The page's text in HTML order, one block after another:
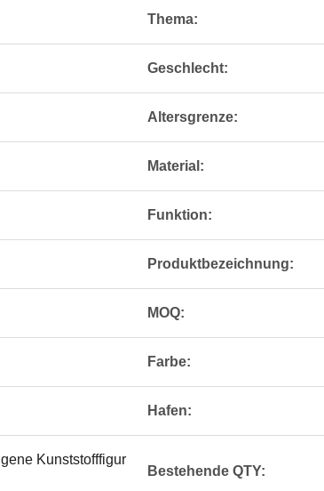
Thema:
Geschlecht:
Altersgrenze:
Material:
Funktion:
Produktbezeichnung:
MOQ:
Farbe:
Hafen:
Kunststofffigur
Bestehende QTY: